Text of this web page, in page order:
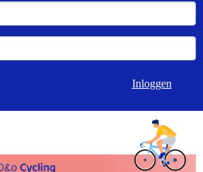
Inloggen